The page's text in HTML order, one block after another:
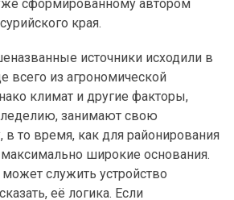
сформированному автором
края.
источники исходили в
всего из агрономической
климат и другие факторы,
занимают свою
то время, как для районирования
широкие основания.
служить устройство
её логика. Если